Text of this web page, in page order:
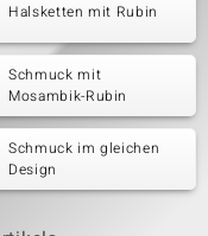
Halsketten mit Rubin
Schmuck mit
Mosambik-Rubin
Schmuck im gleichen
Design